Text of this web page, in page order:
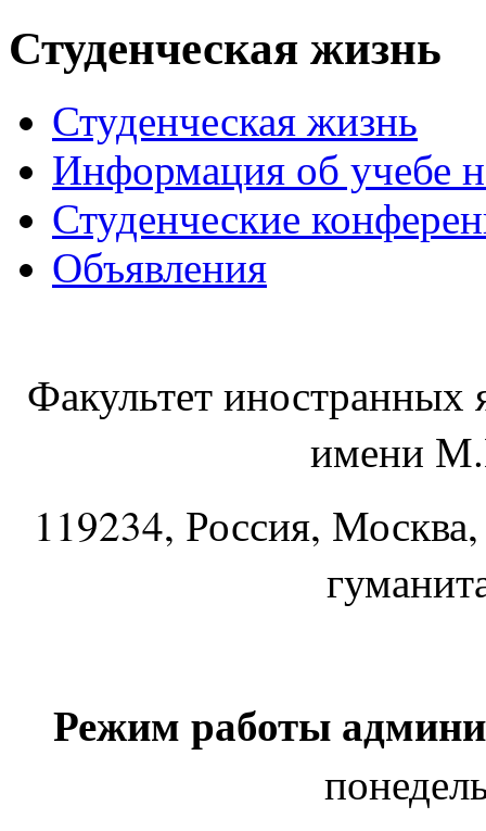
Студенческая жизнь
Студенческая жизнь
Информация об учебе
Студенческие
Объявления
Факультет
имени
119234, Россия,
Режим работы